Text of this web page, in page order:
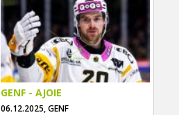
GENF - AJOIE
06.12.2025, GENF